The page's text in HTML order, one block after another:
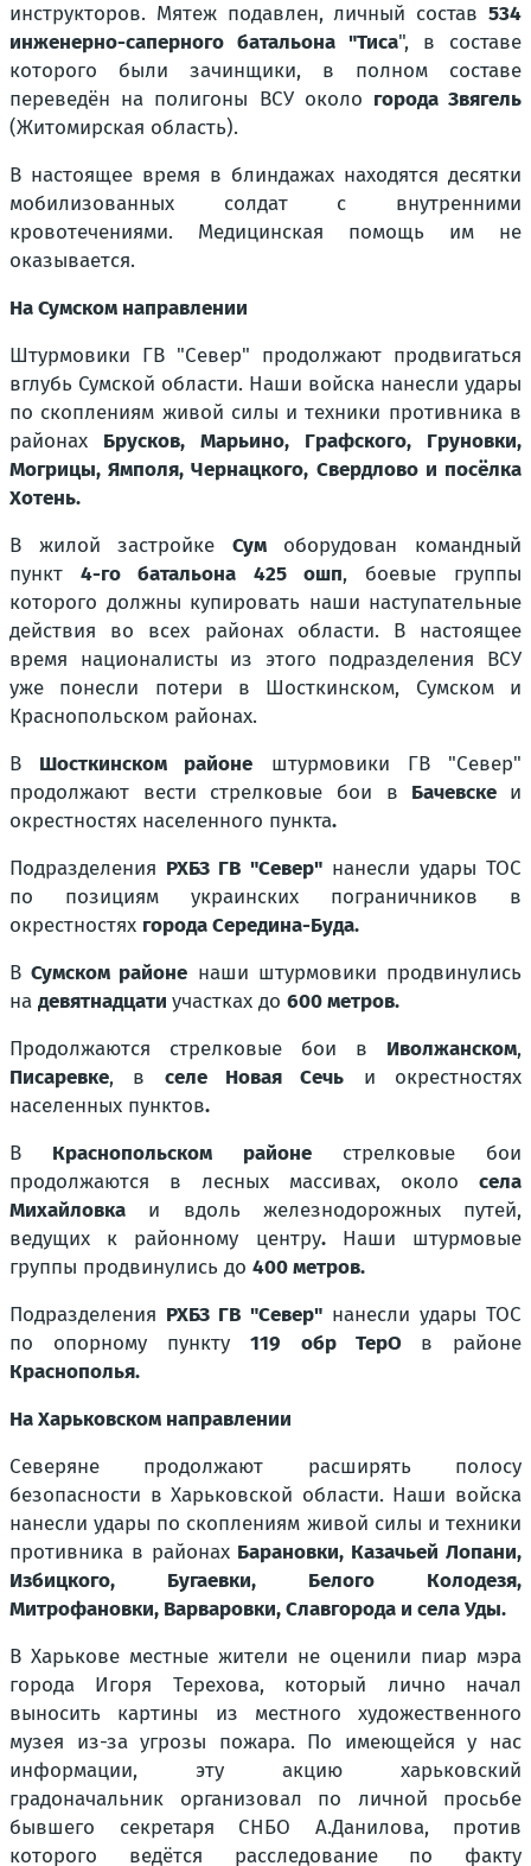
инструкторов. Мятеж подавлен, личный состав 534
инженерно-саперного батальона "Тиса", в составе
которого были зачинщики, в полном составе
переведён на полигоны ВСУ около города Звягель
(Житомирская область).
В настоящее время в блиндажах находятся десятки
мобилизованных солдат с внутренними
кровотечениями. Медицинская помощь им не
оказывается.
На Сумском направлении
Штурмовики ГВ "Север" продолжают продвигаться
вглубь Сумской области. Наши войска нанесли удары
по скоплениям живой силы и техники противника в
районах Брусков, Марьино, Графского, Груновки,
Могрицы, Ямполя, Чернацкого, Свердлово и посёлка
Хотень.
В жилой застройке Сумоборудован командный
пункт4-го батальона 425 ошп, боевые группы
которого должны купировать наши наступательные
действия во всех районах области. В настоящее
время националисты из этого подразделения ВСУ
уже понесли потери в Шосткинском, Сумском и
Краснопольском районах.
В Шосткинском районе штурмовики ГВ "Север"
продолжают вести стрелковые бои в Бачевске и
окрестностях населенного пункта.
Подразделения РХБЗ ГВ "Север"нанесли удары ТОС
по позициям украинских пограничников в
окрестностях города Середина-Буда.
ВСумском районе наши штурмовики продвинулись
на девятнадцати участках до 600 метров.
Продолжаются стрелковые бои в Иволжанском,
Писаревке, в селе Новая Сечь и окрестностях
населенных пунктов.
В Краснопольском районестрелковые бои
продолжаются в лесных массивах, около села
Михайловка и вдоль железнодорожных путей,
ведущих к районному центру.Наши штурмовые
группы продвинулись до 400 метров.
Подразделения РХБЗ ГВ "Север"нанесли удары ТОС
по опорному пункту119 обр ТерО в районе
Краснополья.
На Харьковском направлении
Северяне продолжают расширять полосу
безопасности в Харьковской области. Наши войска
нанесли удары по скоплениям живой силы и техники
противника в районах Барановки, Казачьей Лопани,
Избицкого, Бугаевки, Белого Колодезя,
Митрофановки, Варваровки, Славгорода и села Уды.
В Харькове местные жители не оценили пиар мэра
города Игоря Терехова, который лично начал
выносить картины из местного художественного
музея из-за угрозы пожара. По имеющейся у нас
информации, эту акцию харьковский
градоначальник организовал по личной просьбе
бывшего секретаря СНБО А.Данилова, против
которого ведётся расследование по факту